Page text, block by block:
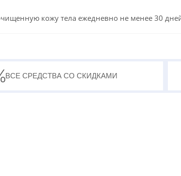
кожу тела ежедневно не менее 30
ВСЕ СРЕДСТВА СО СКИДКАМИ